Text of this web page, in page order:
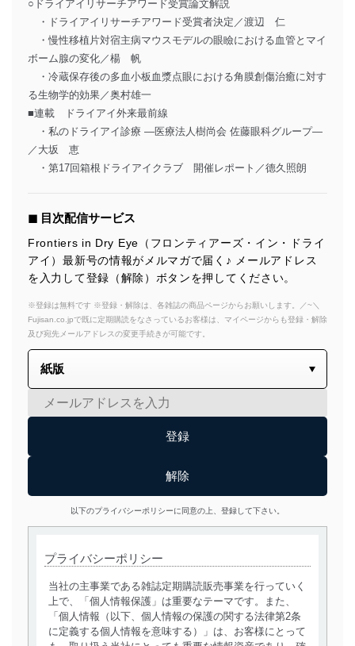
○ドライアイリサーチアワード受賞論文解説
・ドライアイリサーチアワード受賞者決定／渡辺 仁
・慢性移植片対宿主病マウスモデルの眼瞼における血管とマイ
ボーム腺の変化／楊 帆
・冷蔵保存後の多血小板血漿点眼における角膜創傷治癒に対す
る生物学的効果／奥村雄一
■連載 ドライアイ外来最前線
・私のドライアイ診療 ―医療法人樹尚会 佐藤眼科グループ―
／大坂 恵
・第17回箱根ドライアイクラブ 開催レポート／德久照朗
◼︎ 目次配信サービス
Frontiers in Dry Eye（フロンティアーズ・イン・ドライ
アイ）最新号の情報がメルマガで届く♪ メールアドレス
を入力して登録（解除）ボタンを押してください。
※登録は無料です ※登録・解除は、各雑誌の商品ページからお願いします。／~＼
Fujisan.co.jpで既に定期購読をなさっているお客様は、マイページからも登録・解除
及び宛先メールアドレスの変更手続きが可能です。
以下のプライバシーポリシーに同意の上、登録して下さい。
プライバシーポリシー
当社の主事業である雑誌定期購読販売事業を行っていく
上で、「個人情報保護」は重要なテーマです。また、
「個人情報（以下、個人情報の保護の関する法律第2条
に定義する個人情報を意味する）」は、お客様にとって